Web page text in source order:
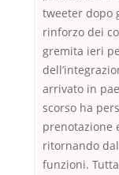
tweeter dopo
rinforzo dei
gremita ieri
arrivato in
scorso ha
prenotazione
ritornando
funzioni.